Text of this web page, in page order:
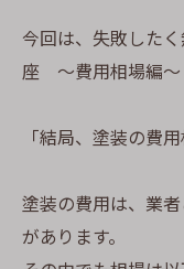
今回は、失敗した
座 〜費用相場編
「結局、塗装の費
塗装の費用は、業
があります。